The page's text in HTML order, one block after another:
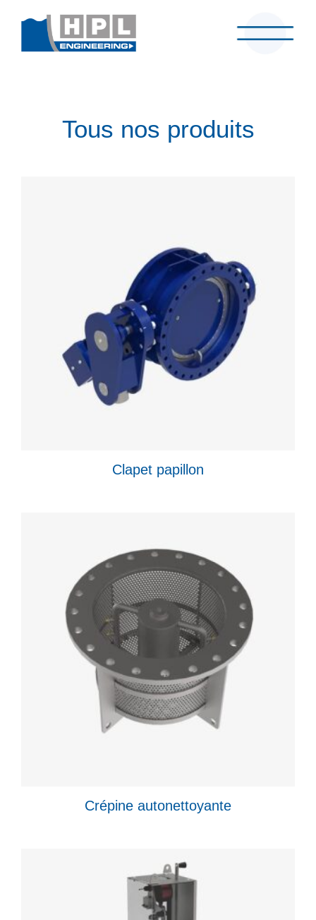
Tous nos produits
Clapet papillon
Crépine autonettoyante